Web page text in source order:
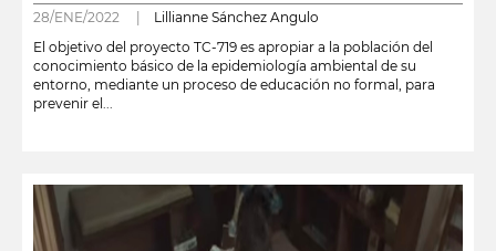
28/ENE/2022 | Lillianne Sánchez Angulo
El objetivo del proyecto TC-719 es apropiar a la población del
conocimiento básico de la epidemiología ambiental de su
entorno, mediante un proceso de educación no formal, para
prevenir el...